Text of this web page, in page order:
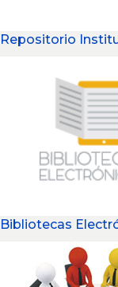
Repositorio
Bibliotecas